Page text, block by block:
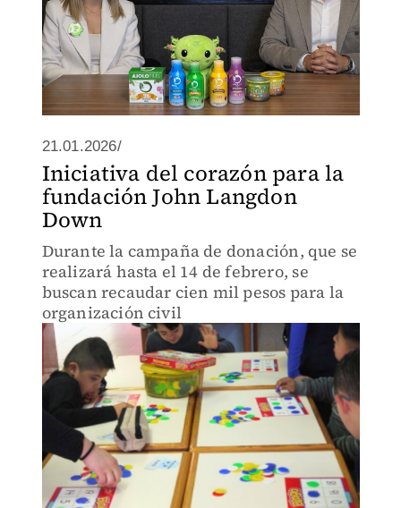
21.01.2026/
Iniciativa del corazón para la
fundación John Langdon
Down
Durante la campaña de donación, que se
realizará hasta el 14 de febrero, se
buscan recaudar cien mil pesos para la
organización civil